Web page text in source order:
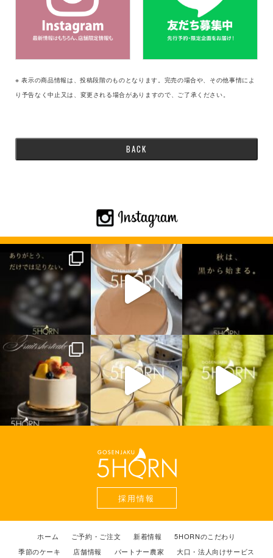
※ 表示の商品情報は、投稿段階のものとなります。完売の場合や、その他事情によ
り予告なく中止又は、変更される場合がありますので、ご了承ください。
BACK
採用情報
ホーム ご予約・ご注文 新着情報
5HORNのこだわり
季節のケーキ
店舗情報 パートナー農家 大口・法人向けサービス